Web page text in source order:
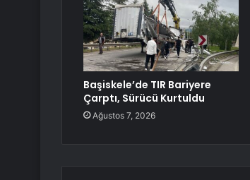
Başiskele’de TIR Bariyere
Çarptı, Sürücü Kurtuldu
Ağustos 7, 2026